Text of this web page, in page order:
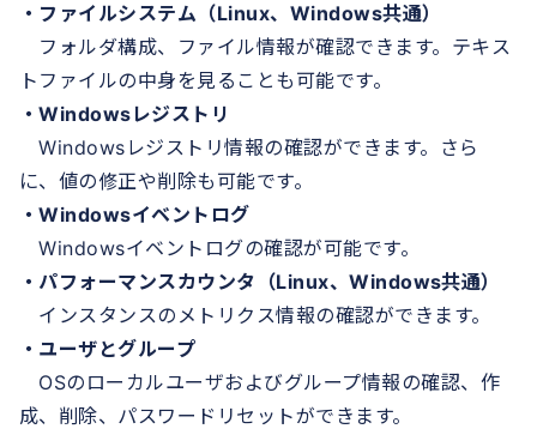
・ファイルシステム（Linux、Windows共通）
フォルダ構成、ファイル情報が確認できます。テキス
トファイルの中身を見ることも可能です。
・Windowsレジストリ
Windowsレジストリ情報の確認ができます。さら
に、値の修正や削除も可能です。
・Windowsイベントログ
Windowsイベントログの確認が可能です。
・パフォーマンスカウンタ（Linux、Windows共通）
インスタンスのメトリクス情報の確認ができます。
・ユーザとグループ
OSのローカルユーザおよびグループ情報の確認、作
成、削除、パスワードリセットができます。